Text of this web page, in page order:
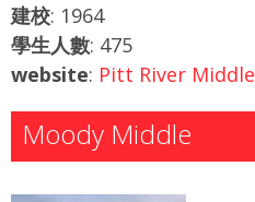
建校: 1964
學生人數: 475
website: Pitt River Middle
Moody Middle